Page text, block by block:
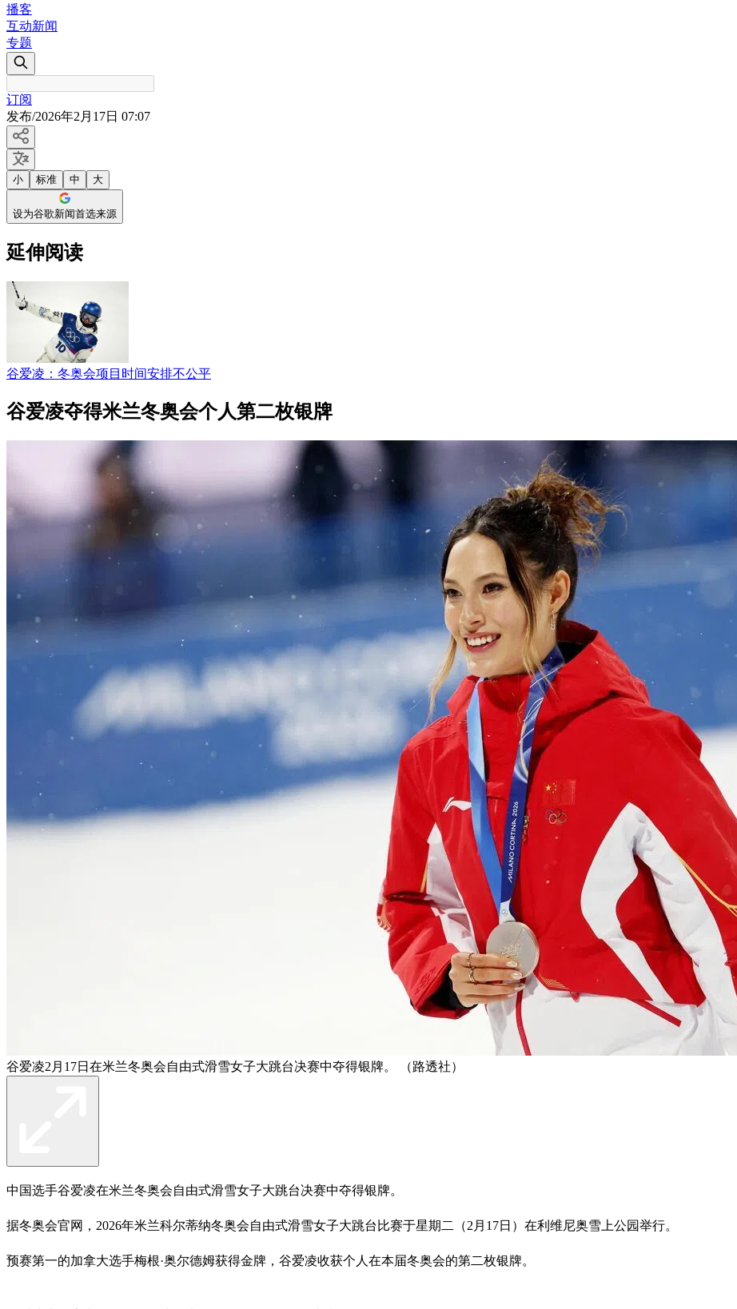
播客
互动新闻
专题
订阅
发布/2026年2月17日 07:07
小 标准 中 大
设为谷歌新闻首选来源
延伸阅读
谷爱凌：冬奥会项目时间安排不公平
谷爱凌夺得米兰冬奥会个人第二枚银牌
谷爱凌2月17日在米兰冬奥会自由式滑雪女子大跳台决赛中夺得银牌。 （路透社）
中国选手谷爱凌在米兰冬奥会自由式滑雪女子大跳台决赛中夺得银牌。
据冬奥会官网，2026年米兰科尔蒂纳冬奥会自由式滑雪女子大跳台比赛于星期二（2月17日）在利维尼奥雪上公园举行。
预赛第一的加拿大选手梅根·奥尔德姆获得金牌，谷爱凌收获个人在本届冬奥会的第二枚银牌。